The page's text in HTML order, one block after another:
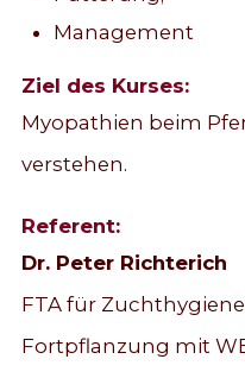
Management
Ziel des Kurses:
Myopathien beim
verstehen.
Referent:
Dr. Peter Richterich
FTA für
Fortpflanzung mit